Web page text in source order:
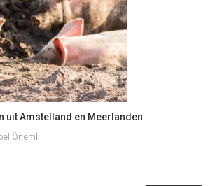
uit Amstelland en Meerlanden
Önemli